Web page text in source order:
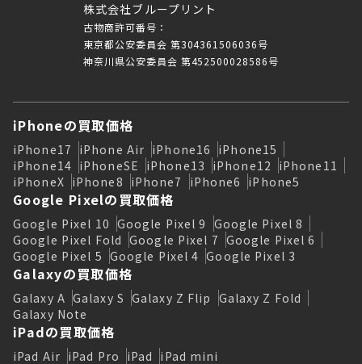
株式会社ブループリント
古物商許可番号：
東京都公安委員会 第304361506036号
神奈川県公安委員会 第452500028586号
iPhoneの買取価格
iPhone17 iPhone Air iPhone16 iPhone15
iPhone14 iPhoneSE iPhone13 iPhone12 iPhone11
iPhoneX iPhone8 iPhone7 iPhone6 iPhone5
Google Pixelの買取価格
Google Pixel 10 Google Pixel 9 Google Pixel 8
Google Pixel Fold Google Pixel 7 Google Pixel 6
Google Pixel 5 Google Pixel 4 Google Pixel 3
Galaxyの買取価格
Galaxy A Galaxy S Galaxy Z Flip Galaxy Z Fold
Galaxy Note
iPadの買取価格
iPad Air iPad Pro iPad iPad mini